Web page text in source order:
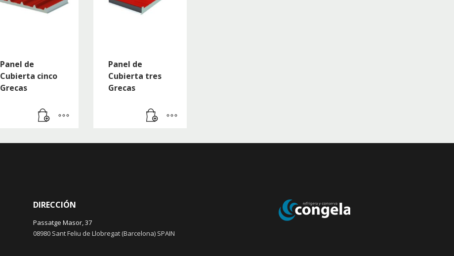
Panel de
Cubierta cinco
Grecas
Panel de
Cubierta tres
Grecas
DIRECCIÓN
Passatge Masor, 37
08980 Sant Feliu de Llobregat (Barcelona) SPAIN